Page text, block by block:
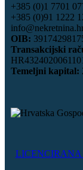
+385 (0)1 7701
+385 (0)91 1222
OIB:
Transakcijski
Temeljni kapital:
LICENCIRANA